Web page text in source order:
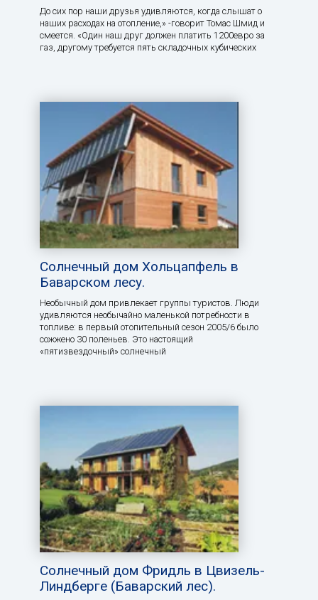
До сих пор наши друзья удивляются, когда слышат о
наших расходах на отопление,» -говорит Томас Шмид и
смеется. «Один наш друг должен платить 1200евро за
газ, другому требуется пять складочных кубических
Солнечный дом Хольцапфель в
Баварском лесу.
Необычный дом привлекает группы туристов. Люди
удивляются необычайно маленькой потребности в
топливе: в первый отопительный сезон 2005/6 было
сожжено 30 поленьев. Это настоящий
«пятизвездочный» солнечный
Солнечный дом Фридль в Цвизель-
Линдберге (Баварский лес).